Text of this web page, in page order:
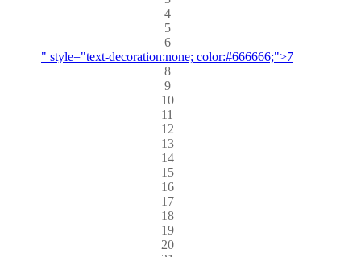
4
5
6
" style="text-decoration:none; color:#666666;">7
8
9
10
11
12
13
14
15
16
17
18
19
20